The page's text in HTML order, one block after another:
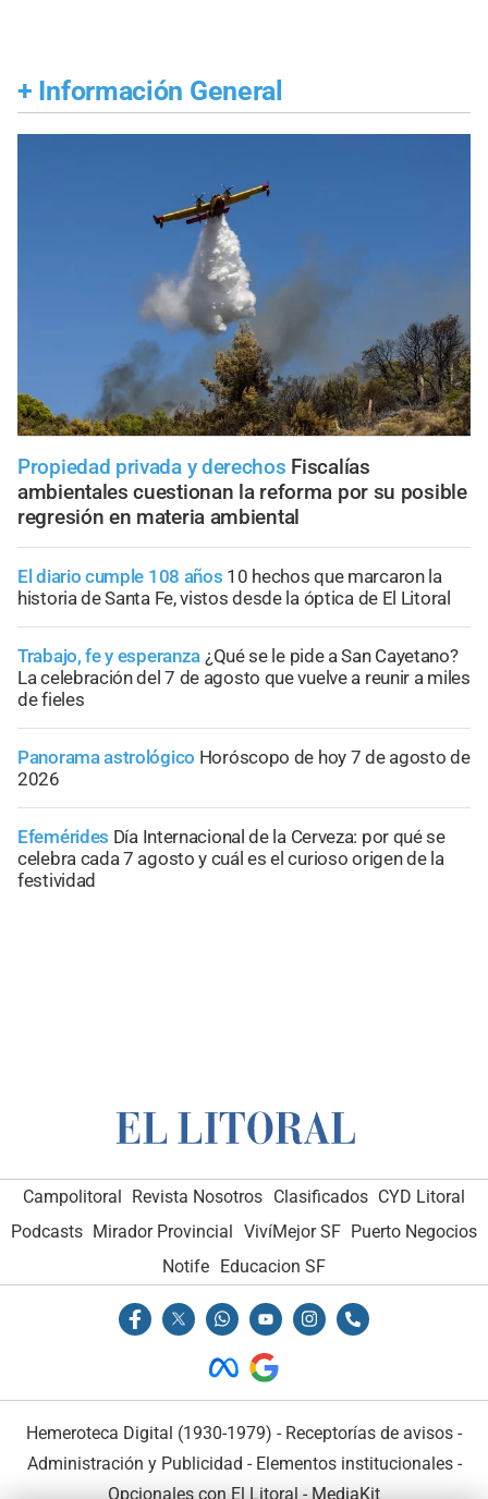
+ Información General
Propiedad privada y derechos Fiscalías
ambientales cuestionan la reforma por su posible
regresión en materia ambiental
El diario cumple 108 años 10 hechos que marcaron la
historia de Santa Fe, vistos desde la óptica de El Litoral
Trabajo, fe y esperanza ¿Qué se le pide a San Cayetano?
La celebración del 7 de agosto que vuelve a reunir a miles
de fieles
Panorama astrológico Horóscopo de hoy 7 de agosto de
2026
Efemérides Día Internacional de la Cerveza: por qué se
celebra cada 7 agosto y cuál es el curioso origen de la
festividad
Campolitoral Revista Nosotros Clasificados CYD Litoral
Podcasts Mirador Provincial VivíMejor SF Puerto Negocios
Notife Educacion SF
Hemeroteca Digital (1930-1979) - Receptorías de avisos -
Administración y Publicidad - Elementos institucionales-
Opcionales con El Litoral - MediaKit